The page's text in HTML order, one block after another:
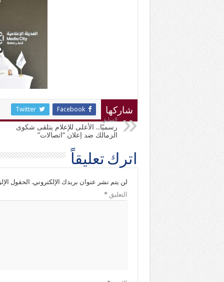
شاركها Facebook
Twitter
السابق
رسميًا.. الأعلى للإعلام يتلقى شكوى
الزمالك ضد إعلان “اتصالات”
اترك تعليقاً
لن يتم نشر عنوان بريدك الإلكتروني. الحقول
التعليق*